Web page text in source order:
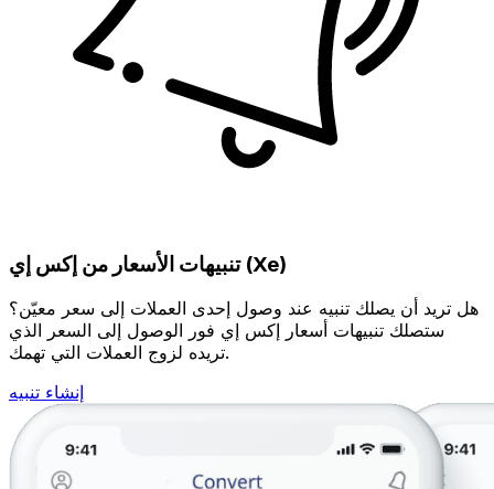
تنبيهات الأسعار من إكس إي (Xe)
هل تريد أن يصلك تنبيه عند وصول إحدى العملات إلى سعر معيّن؟
ستصلك تنبيهات أسعار إكس إي فور الوصول إلى السعر الذي
تريده لزوج العملات التي تهمك.
إنشاء تنبيه